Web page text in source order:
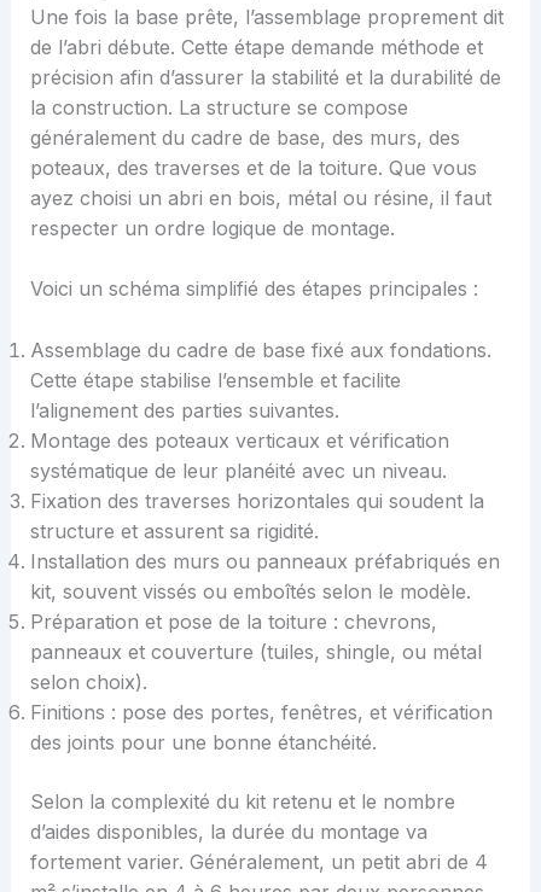
Une fois la base prête, l’assemblage proprement dit
de l’abri débute. Cette étape demande méthode et
précision afin d’assurer la stabilité et la durabilité de
la construction. La structure se compose
généralement du cadre de base, des murs, des
poteaux, des traverses et de la toiture. Que vous
ayez choisi un abri en bois, métal ou résine, il faut
respecter un ordre logique de montage.
Voici un schéma simplifié des étapes principales :
Assemblage du cadre de base fixé aux fondations.
Cette étape stabilise l’ensemble et facilite
l’alignement des parties suivantes.
Montage des poteaux verticaux et vérification
systématique de leur planéité avec un niveau.
Fixation des traverses horizontales qui soudent la
structure et assurent sa rigidité.
Installation des murs ou panneaux préfabriqués en
kit, souvent vissés ou emboîtés selon le modèle.
Préparation et pose de la toiture : chevrons,
panneaux et couverture (tuiles, shingle, ou métal
selon choix).
Finitions : pose des portes, fenêtres, et vérification
des joints pour une bonne étanchéité.
Selon la complexité du kit retenu et le nombre
d’aides disponibles, la durée du montage va
fortement varier. Généralement, un petit abri de 4